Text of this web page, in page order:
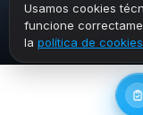
Usamos cookies
funcione
la política de cookies
Inicio ›